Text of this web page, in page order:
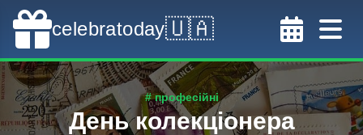
celebratoday🇺🇦
# професійні
День колекціонера